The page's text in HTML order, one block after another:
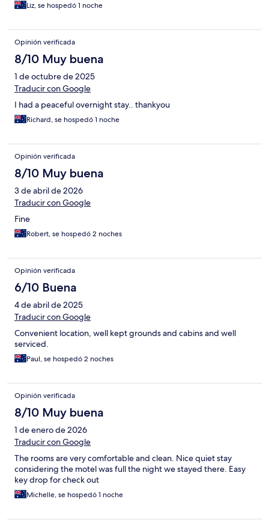
Liz, se hospedó 1 noche
Opinión verificada
8/10 Muy buena
1 de octubre de 2025
Traducir con Google
I had a peaceful overnight stay.. thankyou
Richard, se hospedó 1 noche
Opinión verificada
8/10 Muy buena
3 de abril de 2026
Traducir con Google
Fine
Robert, se hospedó 2 noches
Opinión verificada
6/10 Buena
4 de abril de 2025
Traducir con Google
Convenient location, well kept grounds and cabins and well
serviced.
Paul, se hospedó 2 noches
Opinión verificada
8/10 Muy buena
1 de enero de 2026
Traducir con Google
The rooms are very comfortable and clean. Nice quiet stay
considering the motel was full the night we stayed there. Easy
key drop for check out
Michelle, se hospedó 1 noche